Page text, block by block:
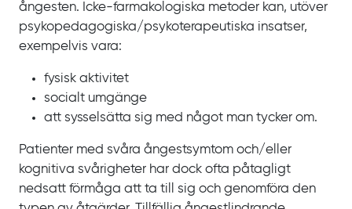
ångesten. Icke-farmakologiska metoder kan, utöver
psykopedagogiska/psykoterapeutiska insatser,
exempelvis vara:
fysisk aktivitet
socialt umgänge
att sysselsätta sig med något man tycker om.
Patienter med svåra ångestsymtom och/eller
kognitiva svårigheter har dock ofta påtagligt
nedsatt förmåga att ta till sig och genomföra den